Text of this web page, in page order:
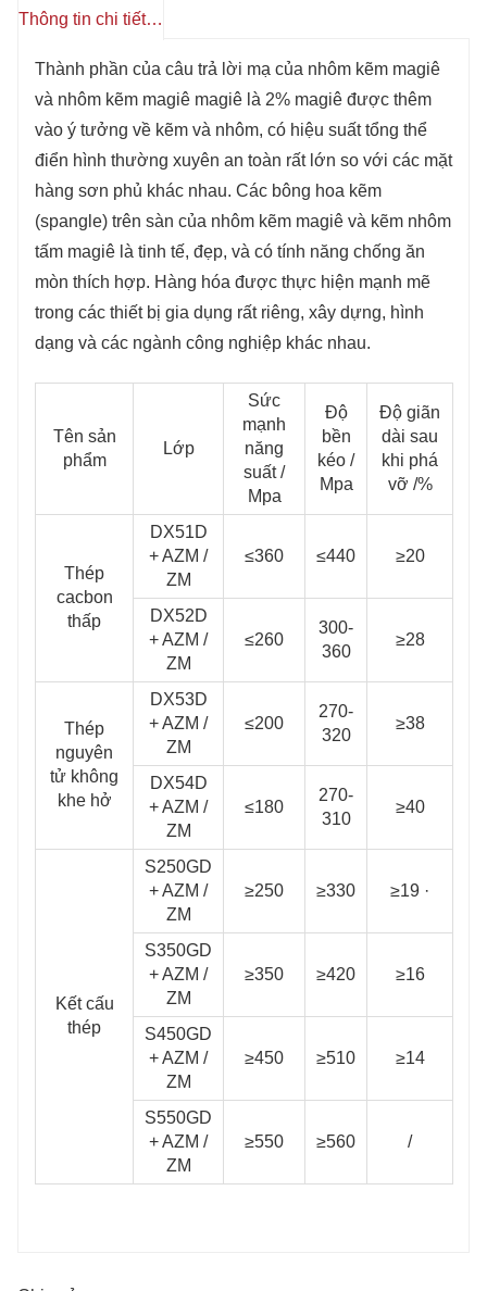
trong các thiết bị gia dụng, xây dựng,
cấu trúc và các ngành công nghiệp
khác.
Thông tin chi tiết sản phẩm
Thành phần của câu trả lời mạ của nhôm kẽm magiê
và nhôm kẽm magiê magiê là 2% magiê được thêm
vào ý tưởng về kẽm và nhôm, có hiệu suất tổng thể
điển hình thường xuyên an toàn rất lớn so với các mặt
hàng sơn phủ khác nhau. Các bông hoa kẽm
(spangle) trên sàn của nhôm kẽm magiê và kẽm nhôm
tấm magiê là tinh tế, đẹp, và có tính năng chống ăn
mòn thích hợp. Hàng hóa được thực hiện mạnh mẽ
trong các thiết bị gia dụng rất riêng, xây dựng, hình
dạng và các ngành công nghiệp khác nhau.
Tên sản
phẩm
Lớp
Sức
mạnh
năng
suất /
Mpa
Độ
bền
kéo /
Mpa
Độ giãn
dài sau
khi phá
vỡ /%
Thép
cacbon
thấp
DX51D
+ AZM /
ZM
≤360 ≤440 ≥20
DX52D
+ AZM /
ZM
≤260
300-
360
≥28
Thép
nguyên
tử không
khe hở
DX53D
+ AZM /
ZM
≤200
270-
320
≥38
DX54D
+ AZM /
ZM
≤180
270-
310
≥40
Kết cấu
thép
S250GD
+ AZM /
ZM
≥250 ≥330 ≥19 ·
S350GD
+ AZM /
ZM
≥350 ≥420 ≥16
S450GD
+ AZM /
ZM
≥450 ≥510 ≥14
S550GD
+ AZM /
ZM
≥550 ≥560 /